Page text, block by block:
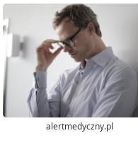
alertmedyczny.pl